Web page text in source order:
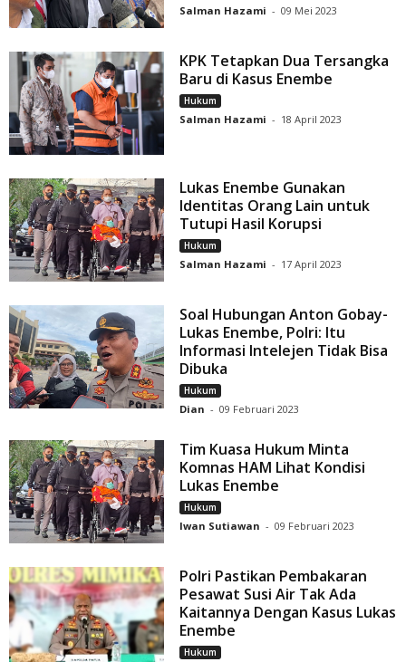
Salman Hazami - 09 Mei 2023
KPK Tetapkan Dua Tersangka
Baru di Kasus Enembe
Hukum
Salman Hazami - 18 April 2023
Lukas Enembe Gunakan
Identitas Orang Lain untuk
Tutupi Hasil Korupsi
Hukum
Salman Hazami - 17 April 2023
Soal Hubungan Anton Gobay-
Lukas Enembe, Polri: Itu
Informasi Intelejen Tidak Bisa
Dibuka
Hukum
Dian - 09 Februari 2023
Tim Kuasa Hukum Minta
Komnas HAM Lihat Kondisi
Lukas Enembe
Hukum
Iwan Sutiawan - 09 Februari 2023
Polri Pastikan Pembakaran
Pesawat Susi Air Tak Ada
Kaitannya Dengan Kasus Lukas
Enembe
Hukum